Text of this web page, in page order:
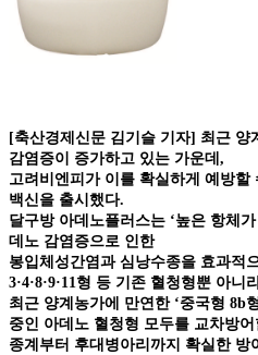
[축산경제신문 김기슬 기자] 최근 양
감염증이 증가하고 있는 가운데,
고려비엔피가 이를 확실하게 예방할
백신을 출시했다.
달구방 아데노플러스는 ‘높은 항체
데노 감염증으로 인한
봉입체성간염과 심낭수종을 효과적
3·4·8·9·11형 등 기존 혈청형뿐 아니
최근 양계농가에 만연한 ‘중국형 8b
중인 아데노 혈청형 모두를 교차방
종계부터 후대병아리까지 확실한